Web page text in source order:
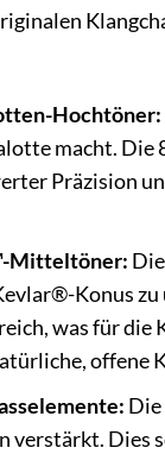
Hochtöner:
macht. Die
Präzision
Mitteltöner:
Konus
was für die
offene
Die
verstärkt. Dies